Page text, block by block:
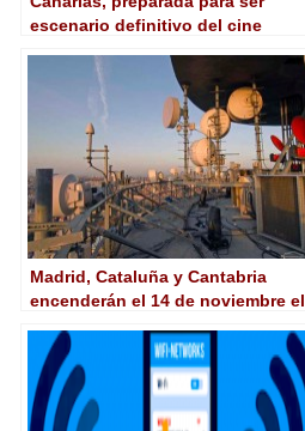
escenario definitivo del cine
a los incentivos
Madrid, Cataluña y Cantabria
encenderán el 14 de noviembre el